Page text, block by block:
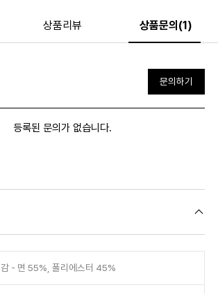
상품리뷰 상품문의(1)
문의하기
등록된 문의가 없습니다.
- 면 55%, 폴리에스터 45%